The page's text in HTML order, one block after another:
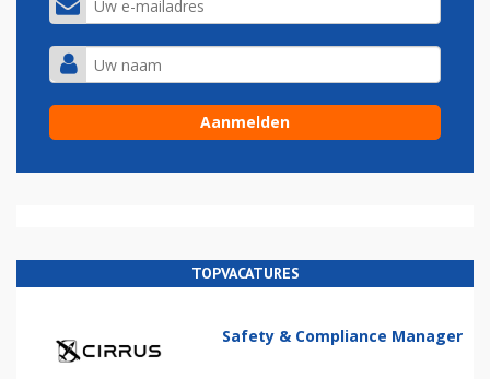
TOPVACATURES
Safety & Compliance Manager